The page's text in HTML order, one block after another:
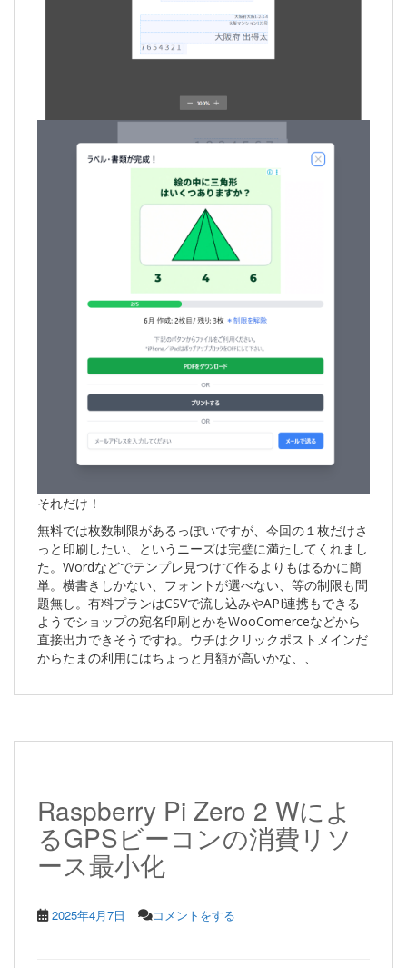
それだけ！
無料では枚数制限があるっぽいですが、今回の１枚だけさ
っと印刷したい、というニーズは完璧に満たしてくれまし
た。Wordなどでテンプレ見つけて作るよりもはるかに簡
単。横書きしかない、フォントが選べない、等の制限も問
題無し。有料プランはCSVで流し込みやAPI連携もできる
ようでショップの宛名印刷とかをWooComerceなどから
直接出力できそうですね。ウチはクリックポストメインだ
からたまの利用にはちょっと月額が高いかな、、
Raspberry Pi Zero 2 Wによ
るGPSビーコンの消費リソ
ース最小化
2025年4月7日 コメントをする